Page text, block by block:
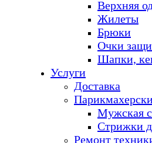
Верхняя
Жилеты
Брюки
Очки
Шапки,
Услуги
Доставка
Мужская
Стрижки
Ремонт